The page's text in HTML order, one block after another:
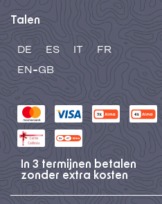
Talen
DE ES IT
FR
EN-GB
In 3 termijnen betalen
zonder extra kosten